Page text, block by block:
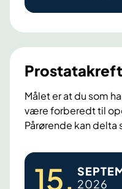
t
a
t
a
k
r
e
f
k
Målet er at du som
være forberedt til
Pårørende kan
P
15. 2026